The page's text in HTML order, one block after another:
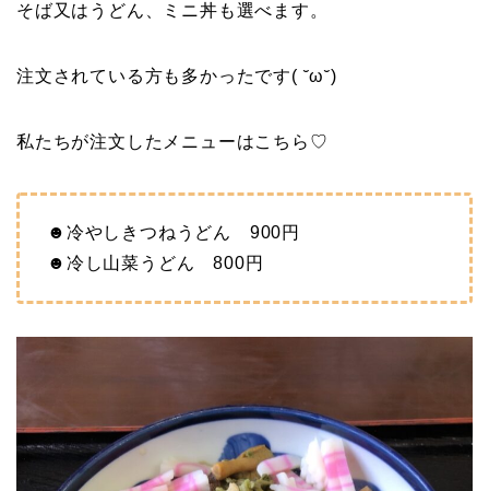
そば又はうどん、ミニ丼も選べます。
注文されている方も多かったです( ˘ω˘)
私たちが注文したメニューはこちら♡
☻冷やしきつねうどん 900円
☻冷し山菜うどん 800円